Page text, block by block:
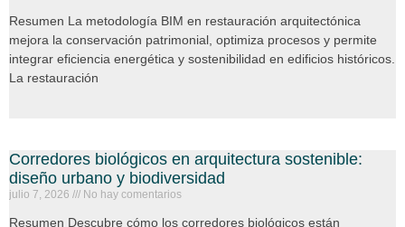
Resumen La metodología BIM en restauración arquitectónica
mejora la conservación patrimonial, optimiza procesos y permite
integrar eficiencia energética y sostenibilidad en edificios históricos.
La restauración
Corredores biológicos en arquitectura sostenible:
diseño urbano y biodiversidad
julio 7, 2026 No hay comentarios
Resumen Descubre cómo los corredores biológicos están